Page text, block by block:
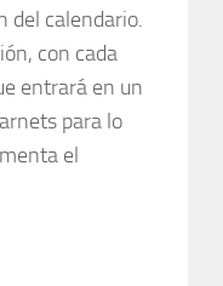
del calendario.
con cada
entrará en un
para lo
el